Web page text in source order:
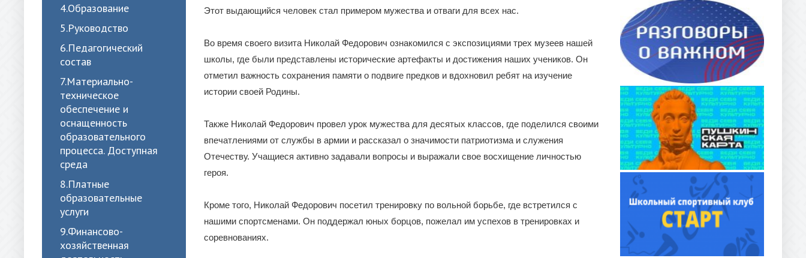
4.Образование
5.Руководство
6.Педагогический
состав
7.Материально-
техническое
обеспечение и
оснащенность
образовательного
процесса. Доступная
среда
8.Платные
образовательные
услуги
9.Финансово-
хозяйственная
Этот выдающийся человек стал примером мужества и отваги для всех нас.
Во время своего визита Николай Федорович ознакомился с экспозициями трех музеев нашей
школы, где были представлены исторические артефакты и достижения наших учеников. Он
отметил важность сохранения памяти о подвиге предков и вдохновил ребят на изучение
истории своей Родины.
Также Николай Федорович провел урок мужества для десятых классов, где поделился своими
впечатлениями от службы в армии и рассказал о значимости патриотизма и служения
Отечеству. Учащиеся активно задавали вопросы и выражали свое восхищение личностью
героя.
Кроме того, Николай Федорович посетил тренировку по вольной борьбе, где встретился с
нашими спортсменами. Он поддержал юных борцов, пожелал им успехов в тренировках и
соревнованиях.